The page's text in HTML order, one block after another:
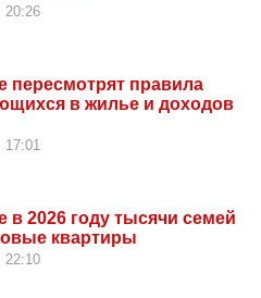
20:26
пересмотрят правила
в жилье и доходов
17:01
в 2026 году тысячи семей
квартиры
22:10